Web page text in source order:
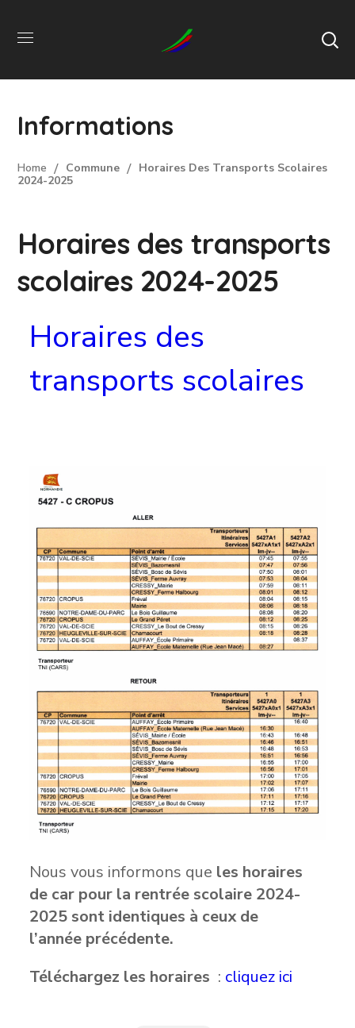
Informations
Home Commune
Horaires Des Transports Scolaires
2024-2025
Horaires des transports
scolaires 2024-2025
Horaires des
transports scolaires
Nous vous informons que les horaires
de car pour la rentrée scolaire 2024-
2025 sont identiques à ceux de
l’année précédente.
Téléchargez les horaires : cliquez ici